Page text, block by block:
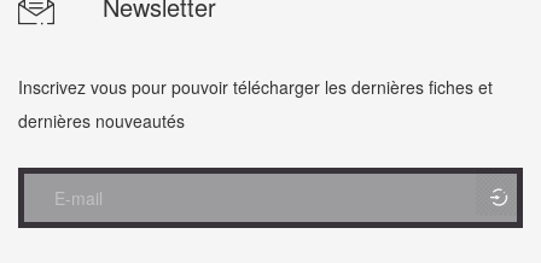
Inscrivez vous pour pouvoir télécharger les dernières fiches et
dernières nouveautés